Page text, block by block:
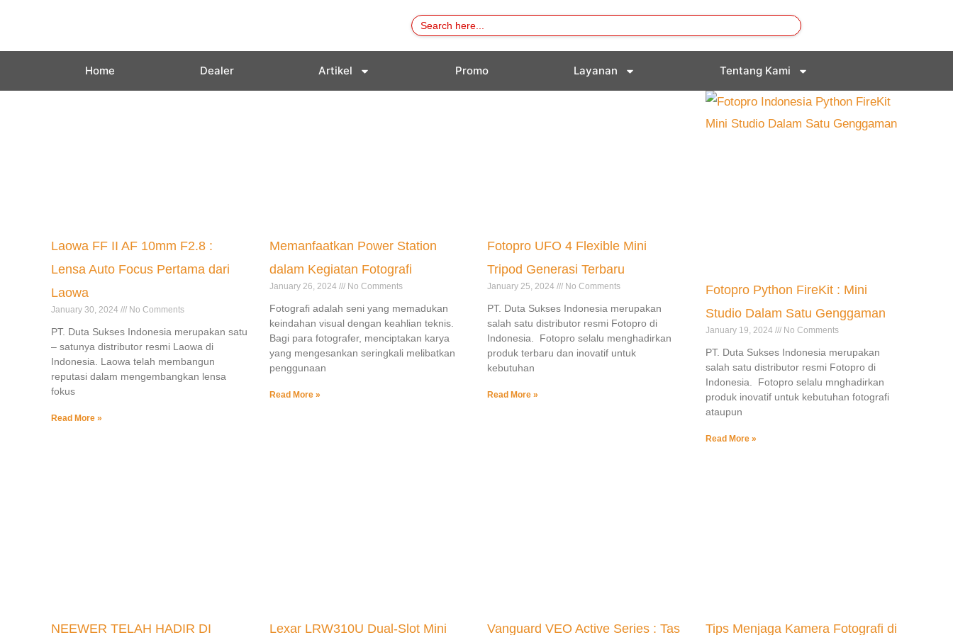
content
Search
for:
Home Dealer Artikel Promo Layanan Tentang Kami
Laowa FF II AF 10mm F2.8 :
Lensa Auto Focus Pertama dari
Laowa
January 30, 2024 No Comments
PT. Duta Sukses Indonesia merupakan satu
– satunya distributor resmi Laowa di
Indonesia. Laowa telah membangun
reputasi dalam mengembangkan lensa
fokus
Read More »
Memanfaatkan Power Station
dalam Kegiatan Fotografi
January 26, 2024 No Comments
Fotografi adalah seni yang memadukan
keindahan visual dengan keahlian teknis.
Bagi para fotografer, menciptakan karya
yang mengesankan seringkali melibatkan
penggunaan
Read More »
Fotopro UFO 4 Flexible Mini
Tripod Generasi Terbaru
January 25, 2024 No Comments
PT. Duta Sukses Indonesia merupakan
salah satu distributor resmi Fotopro di
Indonesia. Fotopro selalu menghadirkan
produk terbaru dan inovatif untuk
kebutuhan
Read More »
Fotopro Python FireKit : Mini
Studio Dalam Satu Genggaman
January 19, 2024 No Comments
PT. Duta Sukses Indonesia merupakan
salah satu distributor resmi Fotopro di
Indonesia. Fotopro selalu mnghadirkan
produk inovatif untuk kebutuhan fotografi
ataupun
Read More »
NEEWER TELAH HADIR DI Lexar LRW310U Dual-Slot Mini Vanguard VEO Active Series : Tas Tips Menjaga Kamera Fotografi di